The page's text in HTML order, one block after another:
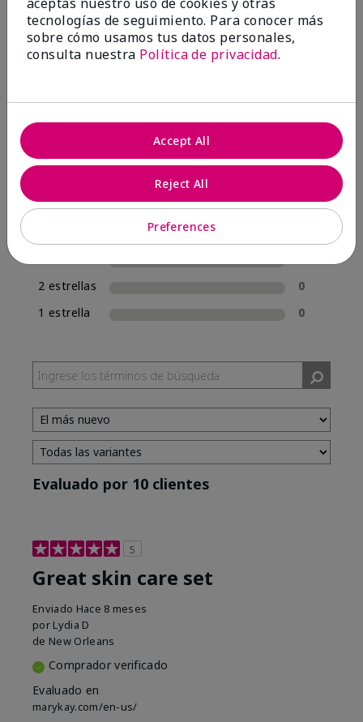
4.7
10 Reseñas
de los encuestados recomendaría a un amigo.
5 estrellas
7
2 estrellas
0
1 estrella
0
Evaluado por 10 clientes
5
Great skin care set
Enviado Hace 8 meses
por Lydia D
de New Orleans
Comprador verificado
Evaluado en
marykay.com/en-us/
tecnologías de seguimiento. Para conocer más
sobre cómo usamos tus datos personales,
consulta nuestra Política de privacidad.
Preferences
Reject All
Accept All